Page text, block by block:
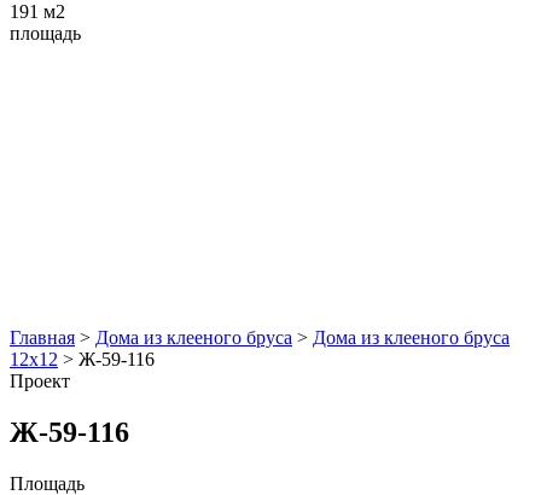
191 м2
площадь
Главная > Дома из клееного бруса > Дома из клееного бруса
12x12 > Ж-59-116
Проект
Ж-59-116
Площадь